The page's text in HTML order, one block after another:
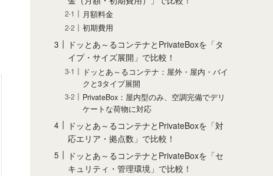
月額料金
初期費用
ドッとあ～るコンテナとPrivateBoxを「タ
イプ・サイズ展開」で比較！
ドッとあ～るコンテナ：屋外・屋内・バイ
クと3タイプ展開
PrivateBox：屋内型のみ、空調完備でデリ
ケートな荷物に対応
ドッとあ～るコンテナとPrivateBoxを「対
応エリア・拠点数」で比較！
ドッとあ～るコンテナとPrivateBoxを「セ
キュリティ・管理環境」で比較！